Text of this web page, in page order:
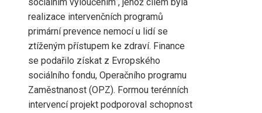
sociálním vyloučením“, jehož cílem byla
realizace intervenčních programů
primární prevence nemocí u lidí se
ztíženým přístupem ke zdraví. Finance
se podařilo získat z Evropského
sociálního fondu, Operačního programu
Zaměstnanost (OPZ). Formou terénních
intervencí projekt podporoval schopnost